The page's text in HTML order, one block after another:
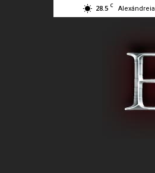
28.5 C Alexándreia